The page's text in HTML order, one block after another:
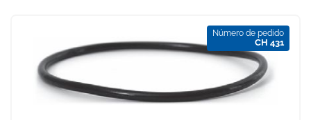
Número de pedido
CH 431